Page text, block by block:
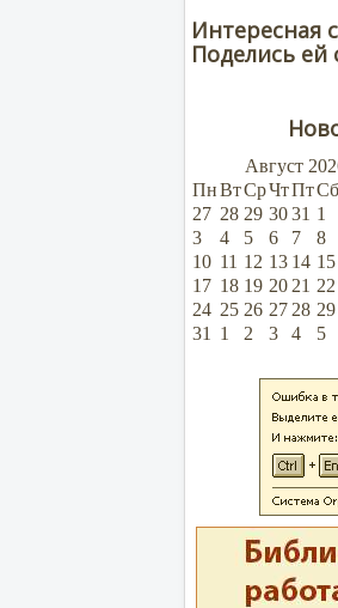
Интересная
Поделись ей
Август
ПнВтСрЧтПтСб
27 28 29 3031 1
3
4 5 6 7 8
10 11 12 13 14 15
17 18 19 20 21 22
24 25 26 27 28 29
31
1 2 3 4 5